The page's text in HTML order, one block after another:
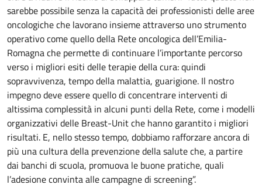
sarebbe possibile senza la capacità dei professionisti delle aree
oncologiche che lavorano insieme attraverso uno strumento
operativo come quello della Rete oncologica dell’Emilia-
Romagna che permette di continuare l’importante percorso
verso i migliori esiti delle terapie della cura: quindi
sopravvivenza, tempo della malattia, guarigione. Il nostro
impegno deve essere quello di concentrare interventi di
altissima complessità in alcuni punti della Rete, come i modelli
organizzativi delle Breast-Unit che hanno garantito i migliori
risultati. E, nello stesso tempo, dobbiamo rafforzare ancora di
più una cultura della prevenzione della salute che, a partire
dai banchi di scuola, promuova le buone pratiche, quali
l’adesione convinta alle campagne di screening”.